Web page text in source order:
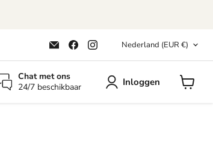
Email
happyhond.nl
Vind
ons
op
op
Land
Nederland (EUR €)
Chat met ons
24/7 beschikbaar
Inloggen